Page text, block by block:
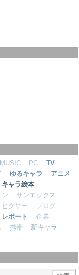
MUSIC PC
TV
ゆるキャラ
アニメ
キャラ絵本
ン
サンエックス
ピクサー
ブログ
レポート
企業
携帯
新キャラ